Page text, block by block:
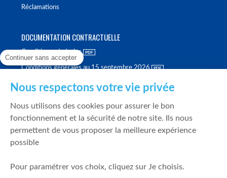
Réclamations
DOCUMENTATION CONTRACTUELLE
Conditions générales
Conditions générales au 15 septembre 2026
Politique de meilleure sélection
Politique de durabilité
Fonds de garantie des dépôts et de résolution
Continuer sans accepter
Nous respectons votre vie privée
Nous utilisons des cookies pour assurer le bon
fonctionnement et la sécurité de notre site. Ils nous
permettent de vous proposer la meilleure expérience
possible
Pour paramétrer vos choix, cliquez sur Je choisis.